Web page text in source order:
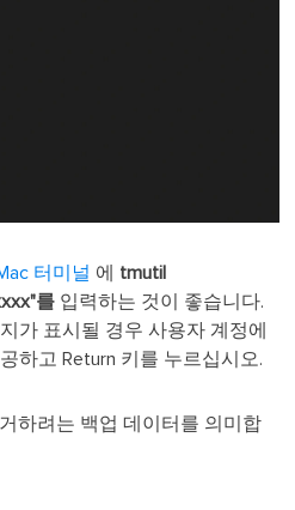
터미널 에 tmutil
를 입력하는 것이 좋습니다.
가 표시될 경우 사용자 계정에
하고 Return 키를 누르십시오.
하려는 백업 데이터를 의미합